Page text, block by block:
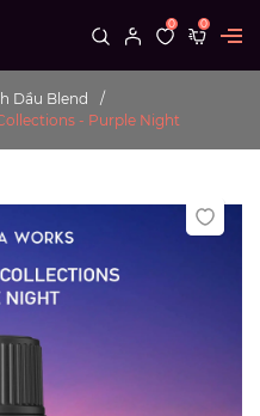
0 0
Dầu Blend
- Purple Night